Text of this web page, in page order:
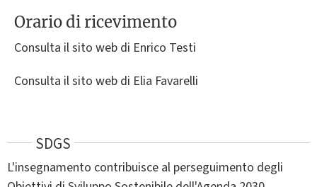
Orario di ricevimento
Consulta il sito web di Enrico Testi
Consulta il sito web di Elia Favarelli
SDGS
L'insegnamento contribuisce al perseguimento degli